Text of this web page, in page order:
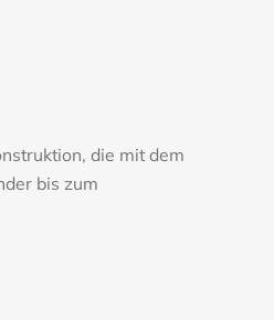
die mit dem
bis zum